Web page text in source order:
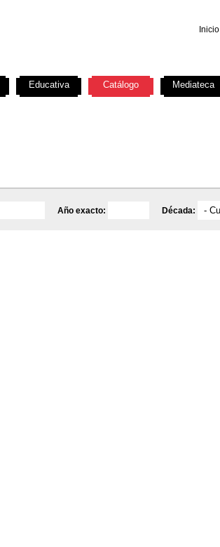
Inicio
Año exacto: Década:
Educativa Catálogo Mediateca